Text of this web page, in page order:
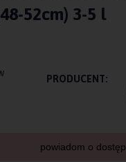
52cm) 3-5 l
PRODUCENT:
powiadom o